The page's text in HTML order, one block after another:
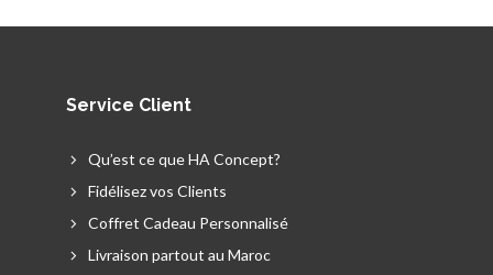
Service Client
Qu’est ce que HA Concept?
Fidélisez vos Clients
Coffret Cadeau Personnalisé
Livraison partout au Maroc